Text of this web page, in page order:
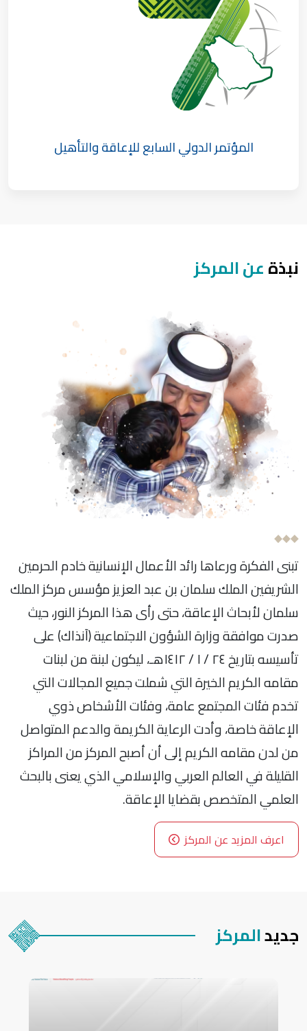
المؤتمر الدولي السابع للإعاقة والتأهيل
نبذةعن المركز
تبنى الفكرة ورعاها رائد الأعمال الإنسانية خادم الحرمين
الشريفين الملك سلمان بن عبد العزيز مؤسس مركز الملك
سلمان لأبحاث الإعاقة، حتى رأى هذا المركز النور، حيث
صدرت موافقة وزارة الشؤون الاجتماعية (آنذاك) على
تأسيسه بتاريخ ٢٤ / ١ / ١٤١٢هـ، ليكون لبنة من لبنات
مقامه الكريم الخيرة التي شملت جميع المجالات التي
تخدم فئات المجتمع عامة، وفئات الأشخاص ذوي
الإعاقة خاصة، وأدت الرعاية الكريمة والدعم المتواصل
من لدن مقامه الكريم إلى أن أصبح المركز من المراكز
القليلة في العالم العربي والإسلامي الذي يعنى بالبحث
العلمي المتخصص بقضايا الإعاقة.
اعرف المزيد عن المركز
جديدالمركز